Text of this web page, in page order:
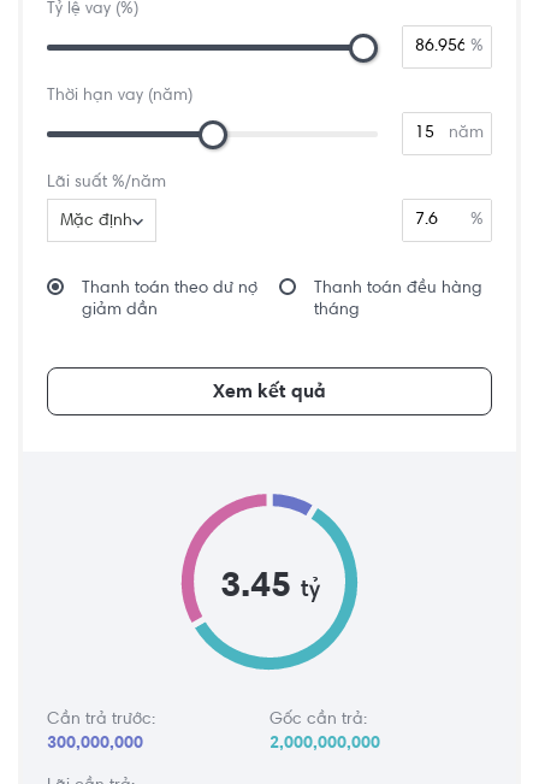
Tỷ lệ vay (%)
%
Thời hạn vay (năm)
năm
Lãi suất %/năm
Mặc định %
Thanh toán theo dư nợ
giảm dần
Thanh toán đều hàng
tháng
Xem kết quả
3.45 tỷ
Cần trả trước:
300,000,000
Gốc cần trả:
2,000,000,000